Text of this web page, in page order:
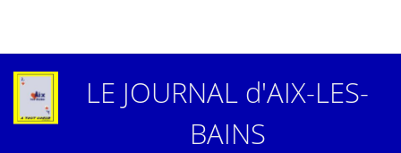
LE JOURNAL d'AIX-LES-
BAINS